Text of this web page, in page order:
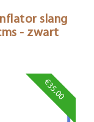
slang
- zwart
€35,00